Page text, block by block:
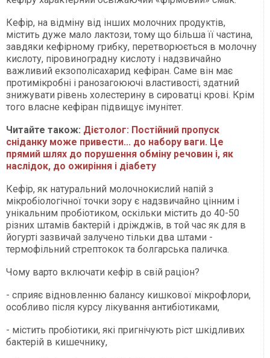
Кефір, на відміну від інших молочних продуктів,
містить дуже мало лактози, тому що більша її частина,
завдяки кефірному грибку, перетворюється в молочну
кислоту, піровиноградну кислоту і надзвичайно
важливий екзополісахарид кефіран. Саме він має
протимікробні і ранозагоюючі властивості, здатний
знижувати рівень холестерину в сироватці крові. Крім
того власне кефіран підвищує імунітет.
Читайте також: Дієтолог: Постійний пропуск
сніданку може привести... до набору ваги. Це
прямий шлях до порушення обміну речовин і, як
наслідок, до ожиріння і діабету
Кефір, як натуральний молочнокислий напій з
мікробіологічної точки зору є надзвичайно цінним і
унікальним пробіотиком, оскільки містить до 40-50
різних штамів бактерій і дріжджів, в той час як для в
йогурті зазвичай залучено тільки два штами -
термофільний стрептокок та болгарська паличка.
Чому варто включати кефір в свій раціон?
- сприяє відновленню балансу кишкової мікрофлори,
особливо після курсу лікування антибіотиками,
- містить пробіотики, які пригнічують ріст шкідливих
бактерій в кишечнику,